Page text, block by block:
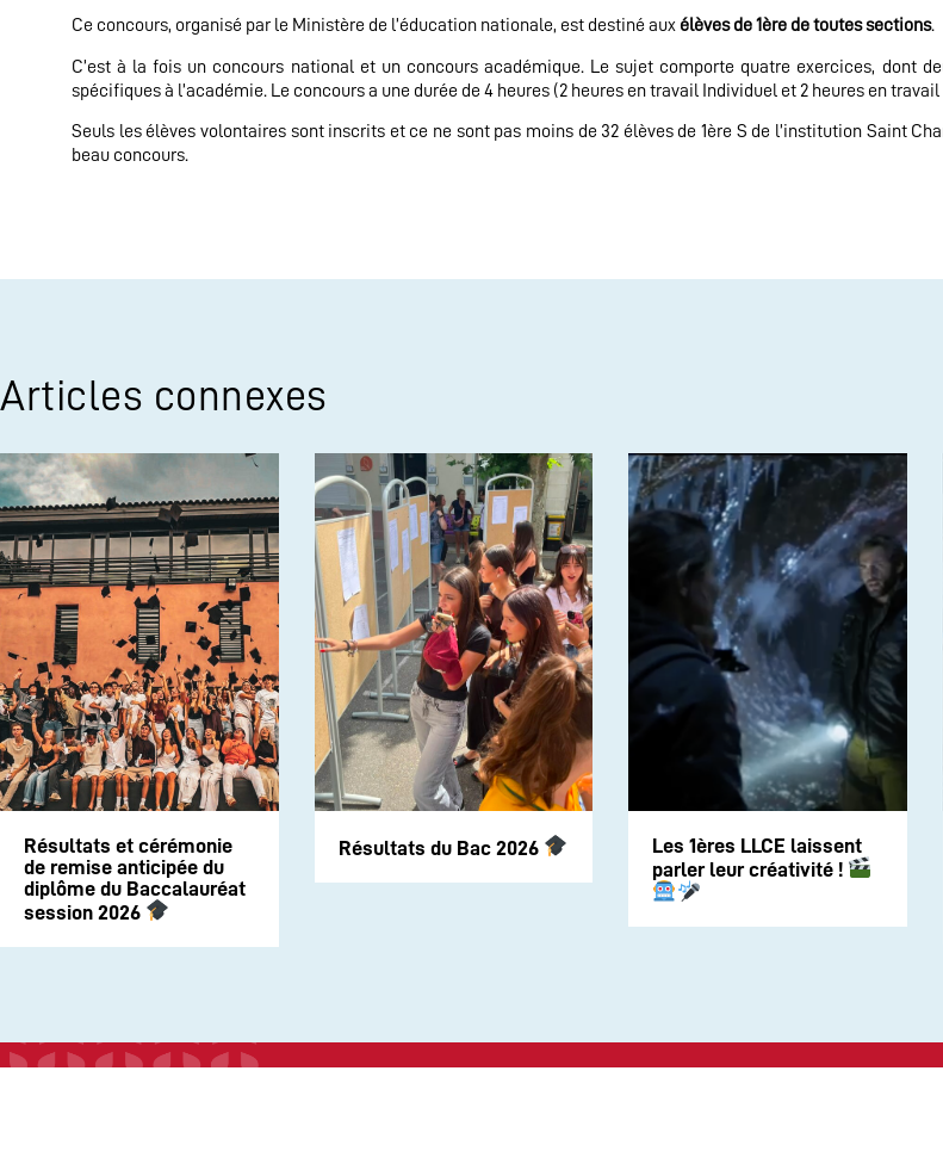
Ce concours, organisé par le Ministère de l’éducation nationale, est destiné aux élèves de 1ère de toutes sections.
C’est à la fois un concours national et un concours académique. Le sujet comporte quatre exercices, dont
spécifiques à l’académie. Le concours a une durée de 4 heures (2 heures en travail Individuel et 2 heures en
Seuls les élèves volontaires sont inscrits et ce ne sont pas moins de 32 élèves de 1ère S de l’institution Saint
beau concours.
Articles connexes
Résultats et cérémonie
de remise anticipée du
diplôme du Baccalauréat
session 2026
Résultats du Bac 2026
Les 1ères LLCE laissent
parler leur créativité !